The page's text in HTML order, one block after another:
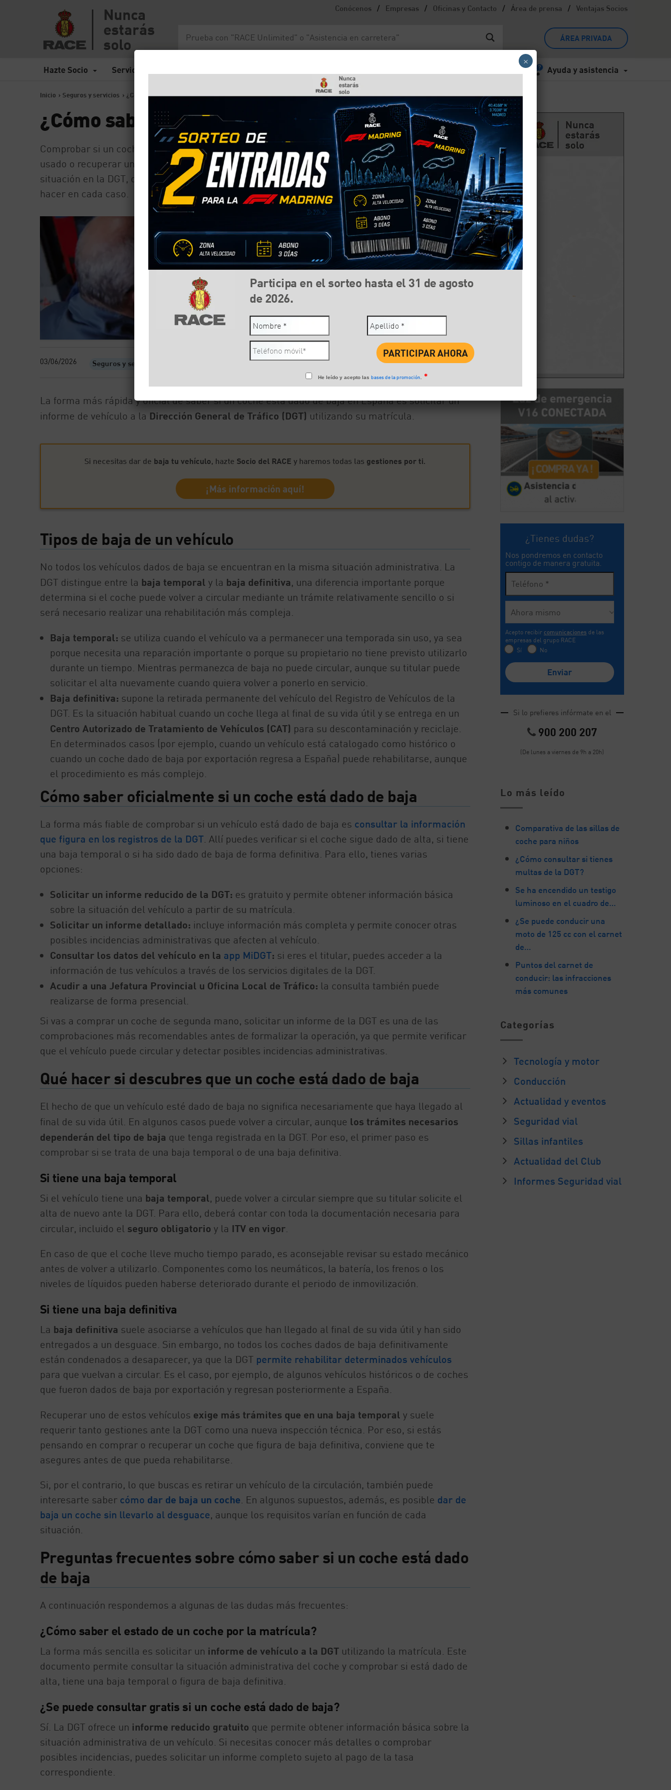
Conócenos / Empresas / Oficinas y Contacto / Área de prensa / Ventajas Socios
Nunca
estarás
solo
ÁREA PRIVADA
Hazte Socio Servicios Ayuda y asistencia
Inicio > Seguros y servicios > ¿Cómo saber si un coche está dado de baja?
¿Cómo saber si un coche está dado de baja?
Comprobar si un coche está dado de baja es un paso fundamental antes de comprar un vehículo
usado o recuperar uno que lleva tiempo sin utilizarse. Te explicamos cómo consultar tu
situación en la DGT, qué diferencias existen entre una baja temporal y la definitiva y qué puedes
hacer en cada caso.
03/06/2026 Seguros y servicios Compartir: Facebook
TwitterWhatsApp
La forma más rápida y oficial de saber si un coche está dado de baja en España es solicitar un
informe de vehículo a la Dirección General de Tráfico (DGT) utilizando su matrícula.
Si necesitas dar de baja tu vehículo, hazte Socio del RACE y haremos todas las gestiones por ti.
¡Más información aquí!
Tipos de baja de un vehículo
No todos los vehículos dados de baja se encuentran en la misma situación administrativa. La
DGT distingue entre la baja temporal y la baja definitiva, una diferencia importante porque
determina si el coche puede volver a circular mediante un trámite relativamente sencillo o si
será necesario realizar una rehabilitación más compleja.
Baja temporal: se utiliza cuando el vehículo va a permanecer una temporada sin uso, ya sea
porque necesita una reparación importante o porque su propietario no tiene previsto utilizarlo
durante un tiempo. Mientras permanezca de baja no puede circular, aunque su titular puede
solicitar el alta nuevamente cuando quiera volver a ponerlo en servicio.
Baja definitiva: supone la retirada permanente del vehículo del Registro de Vehículos de la
DGT. Es la situación habitual cuando un coche llega al final de su vida útil y se entrega en un
Centro Autorizado de Tratamiento de Vehículos (CAT) para su descontaminación y reciclaje.
En determinados casos (por ejemplo, cuando un vehículo está catalogado como histórico o
cuando un coche dado de baja por exportación regresa a España) puede rehabilitarse, aunque
el procedimiento es más complejo.
Cómo saber oficialmente si un coche está dado de baja
La forma más fiable de comprobar si un vehículo está dado de baja es consultar la información
que figura en los registros de la DGT. Allí puedes verificar si el coche sigue dado de alta, si tiene
una baja temporal o si ha sido dado de baja de forma definitiva. Para ello, tienes varias
opciones:
Solicitar un informe reducido de la DGT: es gratuito y permite obtener información básica
sobre la situación del vehículo a partir de su matrícula.
Solicitar un informe detallado: incluye información más completa y permite conocer otras
posibles incidencias administrativas que afecten al vehículo.
Consultar los datos del vehículo en la app MiDGT: si eres el titular, puedes acceder a la
información de tus vehículos a través de los servicios digitales de la DGT.
Acudir a una Jefatura Provincial u Oficina Local de Tráfico: la consulta también puede
realizarse de forma presencial.
Si vas a comprar un coche de segunda mano, solicitar un informe de la DGT es una de las
comprobaciones más recomendables antes de formalizar la operación, ya que permite verificar
que el vehículo puede circular y detectar posibles incidencias administrativas.
Qué hacer si descubres que un coche está dado de baja
El hecho de que un vehículo esté dado de baja no significa necesariamente que haya llegado al
final de su vida útil. En algunos casos puede volver a circular, aunque los trámites necesarios
dependerán del tipo de baja que tenga registrada en la DGT. Por eso, el primer paso es
comprobar si se trata de una baja temporal o de una baja definitiva.
Si tiene una baja temporal
Si el vehículo tiene una baja temporal, puede volver a circular siempre que su titular solicite el
alta de nuevo ante la DGT. Para ello, deberá contar con toda la documentación necesaria para
circular, incluido el seguro obligatorio y la ITV en vigor.
En caso de que el coche lleve mucho tiempo parado, es aconsejable revisar su estado mecánico
antes de volver a utilizarlo. Componentes como los neumáticos, la batería, los frenos o los
niveles de líquidos pueden haberse deteriorado durante el periodo de inmovilización.
Si tiene una baja definitiva
La baja definitiva suele asociarse a vehículos que han llegado al final de su vida útil y han sido
entregados a un desguace. Sin embargo, no todos los coches dados de baja definitivamente
están condenados a desaparecer, ya que la DGT permite rehabilitar determinados vehículos
para que vuelvan a circular. Es el caso, por ejemplo, de algunos vehículos históricos o de coches
que fueron dados de baja por exportación y regresan posteriormente a España.
Recuperar uno de estos vehículos exige más trámites que en una baja temporal y suele
requerir tanto gestiones ante la DGT como una nueva inspección técnica. Por eso, si estás
pensando en comprar o recuperar un coche que figura de baja definitiva, conviene que te
asegures antes de que pueda rehabilitarse.
Si, por el contrario, lo que buscas es retirar un vehículo de la circulación, también puede
interesarte saber cómo dar de baja un coche. En algunos supuestos, además, es posible dar de
baja un coche sin llevarlo al desguace, aunque los requisitos varían en función de cada
situación.
Preguntas frecuentes sobre cómo saber si un coche está dado
de baja
A continuación respondemos a algunas de las dudas más frecuentes:
¿Cómo saber el estado de un coche por la matrícula?
La forma más sencilla es solicitar un informe de vehículo a la DGTutilizando la matrícula. Este
documento permite consultar la situación administrativa del coche y comprobar si está dado de
alta, tiene una baja temporal o figura de baja definitiva.
¿Se puede consultar gratis si un coche está dado de baja?
Sí. La DGT ofrece un informe reducido gratuito que permite obtener información básica sobre la
situación administrativa de un vehículo. Si necesitas conocer más detalles o comprobar
posibles incidencias, puedes solicitar un informe completo sujeto al pago de la tasa
correspondiente.
¿Tienes dudas?
Nos pondremos en contacto
contigo de manera gratuita.
Acepto recibir comunicaciones de las
empresas del grupo RACE
Sí
No
Si lo prefieres infórmate en el
900 200 207
(De lunes a viernes de 9h a 20h)
Lo más leído
Comparativa de las sillas de
coche para niños
¿Cómo consultar si tienes
multas de la DGT?
Se ha encendido un testigo
luminoso en el cuadro de…
¿Se puede conducir una
moto de 125 cc con el carnet
de…
Puntos del carnet de
conducir: las infracciones
más comunes
Categorías
Tecnología y motor
Conducción
Actualidad y eventos
Seguridad vial
Sillas infantiles
Actualidad del Club
Informes Seguridad vial
Participa en el sorteo hasta el 31 de agosto
de 2026.
He leído y acepto lasbases de la promoción. *
×